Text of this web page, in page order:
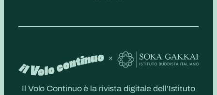
Il Volo Continuo è la rivista digitale dell’Istituto